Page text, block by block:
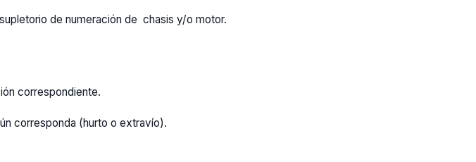
de numeración de chasis y/o motor.
correspondiente.
corresponda (hurto o extravío).